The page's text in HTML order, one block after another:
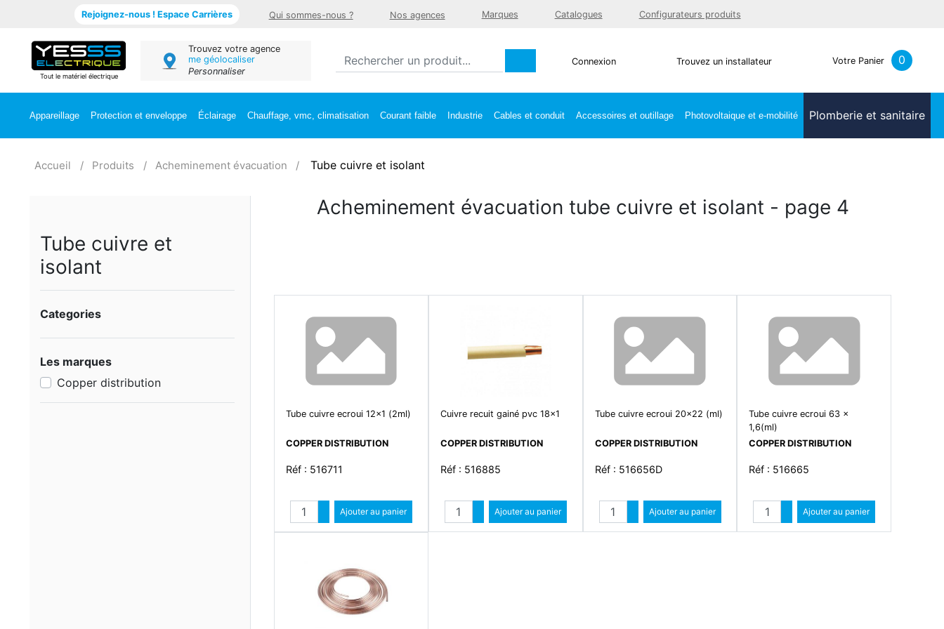
Rejoignez-nous ! Espace Carrières Qui sommes-nous ? Nos agences Marques Catalogues Configurateurs produits
Tout le matériel électrique
Trouvez votre agence
me géolocaliser
Personnaliser
Connexion Trouvez un installateur Votre Panier 0
Appareillage Protection et enveloppe Éclairage Chauffage, vmc, climatisation Courant faible Industrie Cables et conduit Accessoires et outillage Photovoltaique et e-mobilité Plomberie et sanitaire
Accueil Produits Acheminement évacuation Tube cuivre et isolant
Tube cuivre et
isolant
Categories
Les marques
Copper distribution
Acheminement évacuation tube cuivre et isolant - page 4
Tube cuivre ecroui 12x1 (2ml)
COPPER DISTRIBUTION
Réf : 516711
Quantité
Augmenter quantité
Diminuer quantité
Ajouter au panier
Cuivre recuit gainé pvc 18x1
COPPER DISTRIBUTION
Réf : 516885
Quantité
Augmenter quantité
Diminuer quantité
Ajouter au panier
Tube cuivre ecroui 20x22 (ml)
COPPER DISTRIBUTION
Réf : 516656D
Quantité
Augmenter quantité
Diminuer quantité
Ajouter au panier
Tube cuivre ecroui 63 x
1,6(ml)
COPPER DISTRIBUTION
Réf : 516665
Quantité
Augmenter quantité
Diminuer quantité
Ajouter au panier